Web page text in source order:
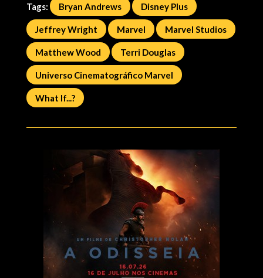
Tags: Bryan Andrews Disney Plus
Jeffrey Wright Marvel Marvel Studios
Matthew Wood Terri Douglas
Universo Cinematográfico Marvel
What If...?